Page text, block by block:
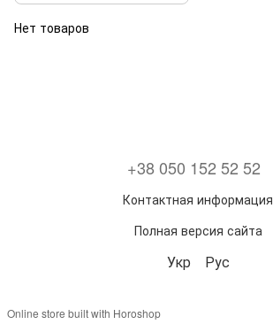
Нет товаров
+38 050 152 52 52
Контактная информация
Полная версия сайта
Укр Рус
Online store built with Horoshop